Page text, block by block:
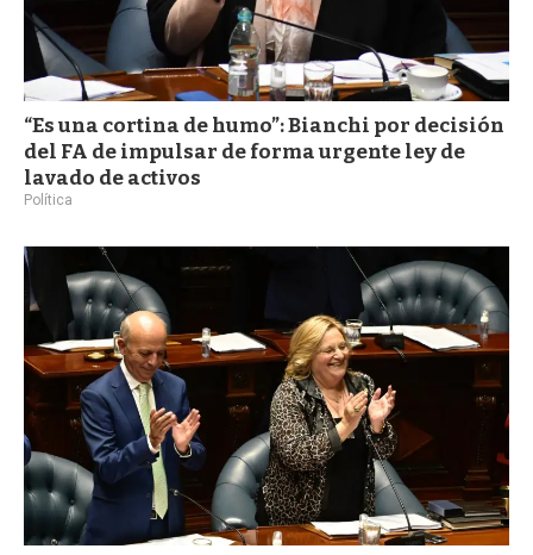
“Es una cortina de humo”: Bianchi por decisión
del FA de impulsar de forma urgente ley de
lavado de activos
Política